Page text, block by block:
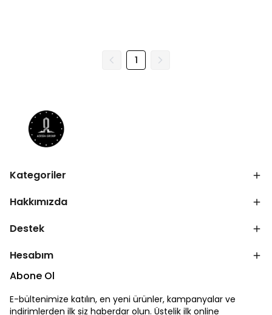
1
Kategoriler
Hakkımızda
Destek
Hesabım
Abone Ol
E-bültenimize katılın, en yeni ürünler, kampanyalar ve
indirimlerden ilk siz haberdar olun. Üstelik ilk online